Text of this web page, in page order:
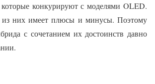
конкурируют с моделями OLED.
из них имеет плюсы и минусы. Поэтому
с сочетанием их достоинств давно